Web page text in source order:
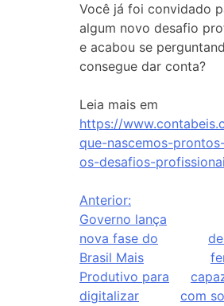
Você já foi convidado
algum novo desafio
e acabou se
consegue dar conta?
Leia mais em
https://
que-nascemos-
os-desafios-
Anterior:
Governo lança
nova fase do
Brasil Mais
Produtivo para
digitalizar
com